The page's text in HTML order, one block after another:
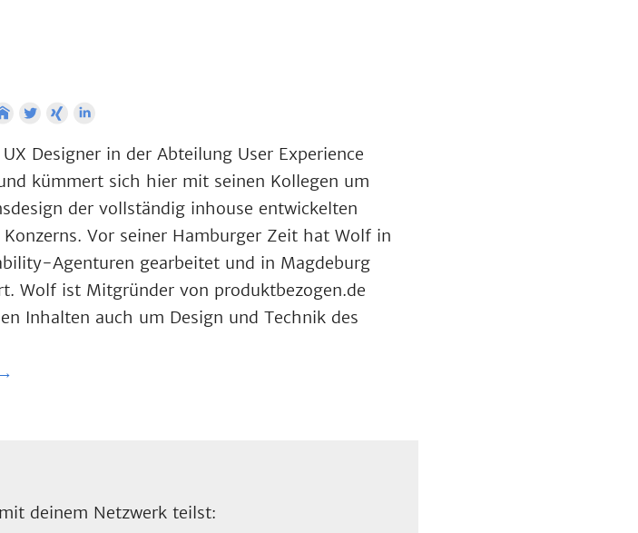
Designer in der Abteilung User Experience
kümmert sich hier mit seinen Kollegen um
der vollständig inhouse entwickelten
Vor seiner Hamburger Zeit hat Wolf in
Agenturen gearbeitet und in Magdeburg
Wolf ist Mitgründer von produktbezogen.de
Inhalten auch um Design und Technik des
deinem Netzwerk teilst: